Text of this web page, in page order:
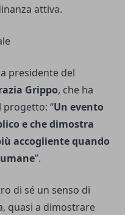
attiva.
presidente del
Grippo, che ha
progetto: “Un evento
e che dimostra
accogliente quando
”.
di sé un senso di
quasi a dimostrare